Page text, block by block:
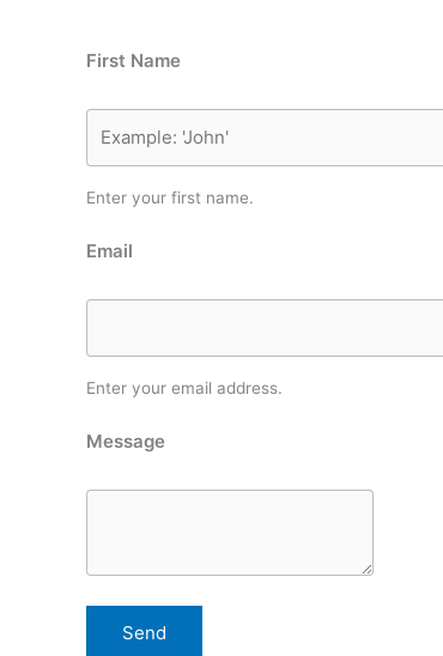
First Name
Enter your first name.
Email
Enter your email address.
Message